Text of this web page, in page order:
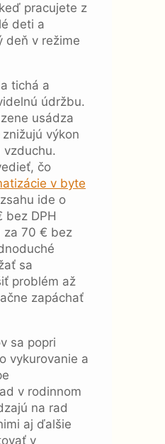
pracujete z
deti a
deň v režime
tichá a
údržbu.
usádza
výkon
vzduchu.
čo
v byte
ide o
bez DPH
za 70 € bez
sa
problém až
zapáchať
sa popri
vykurovanie a
v rodinnom
na rad
aj ďalšie
v